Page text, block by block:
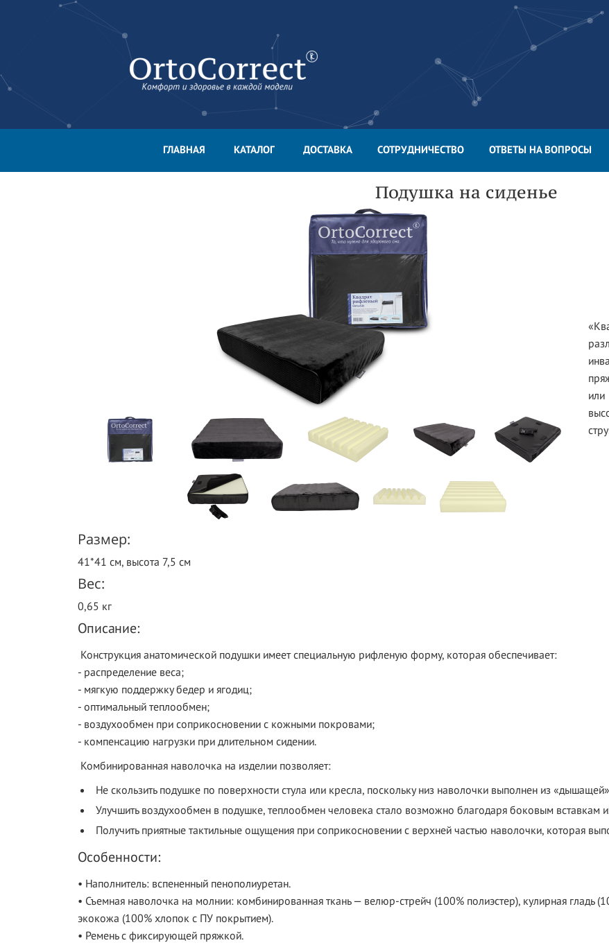
ГЛАВНАЯ КАТАЛОГ ДОСТАВКА СОТРУДНИЧЕСТВО ОТВЕТЫ НА ВОПРОСЫ
Подушка на сиденье
Размер:
41*41 см, высота 7,5 см
Вес:
0,65 кг
Описание:
Конструкция анатомической подушки имеет специальную рифленую форму, которая обеспечивает:
- распределение веса;
- мягкую поддержку бедер и ягодиц;
- оптимальный теплообмен;
- воздухообмен при соприкосновении с кожными покровами;
- компенсацию нагрузки при длительном сидении.
Комбинированная наволочка на изделии позволяет:
Не скользить подушке по поверхности стула или кресла, поскольку низ наволочки выполнен из
Улучшить воздухообмен в подушке, теплообмен человека стало возможно благодаря боковым вставкам
Получить приятные тактильные ощущения при соприкосновении с верхней частью наволочки, которая
Особенности:
• Наполнитель: вспененный пенополиуретан.
• Съемная наволочка на молнии: комбинированная ткань — велюр-стрейч (100% полиэстер), кулирная гладь
экокожа (100% хлопок с ПУ покрытием).
• Ремень с фиксирующей пряжкой.